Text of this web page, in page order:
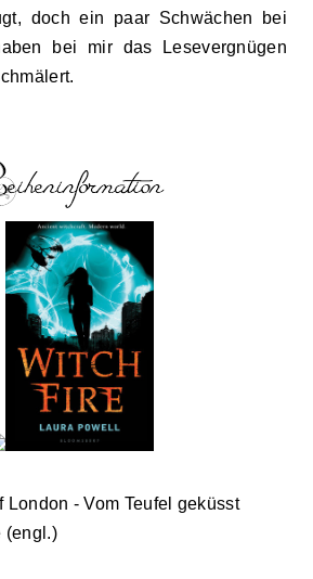
doch ein paar Schwächen bei
bei mir das Lesevergnügen
London - Vom Teufel geküsst
(engl.)